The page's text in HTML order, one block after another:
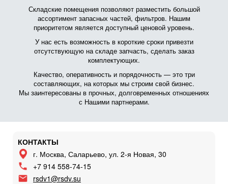
Складские помещения позволяют разместить большой
ассортимент запасных частей, фильтров. Нашим
приоритетом является доступный ценовой уровень.
У нас есть возможность в короткие сроки привезти
отсутствующую на складе запчасть, сделать заказ
комплектующих.
Качество, оперативность и порядочность — это три
составляющих, на которых мы строим свой бизнес.
Мы заинтересованы в прочных, долговременных отношениях
с Нашими партнерами.
КОНТАКТЫ
г. Москва, Саларьево, ул. 2-я Новая, 30
+7 914 558-74-15
rsdv1@rsdv.su